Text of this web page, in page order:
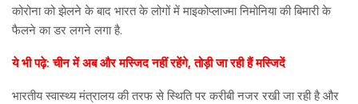
कोरोना को झेलने के बाद भारत के लोगों में माइकोप्लाज्मा निमोनिया की बिमारी के
फैलने का डर लगने लगा है.
ये भी पढ़े: चीन में अब और मस्जिद नहीं रहेंगे, तोड़ी जा रही हैं मस्जिदें
भारतीय स्वास्थ्य मंत्रालय की तरफ से स्थिति पर करीबी नजर रखी जा रही है और